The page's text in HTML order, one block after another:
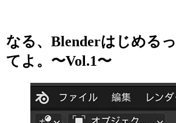
なる、Blenderはじめるっ
てよ。〜Vol.1〜